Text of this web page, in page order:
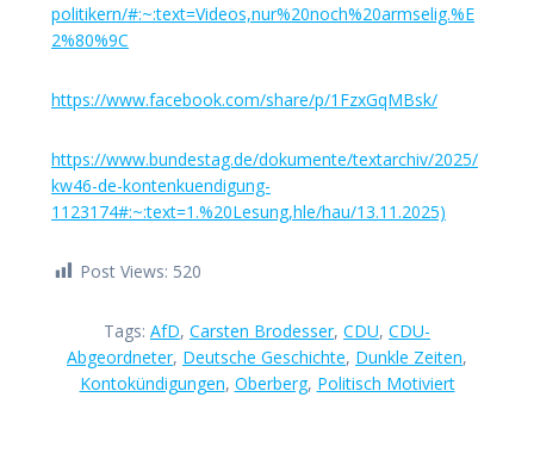
politikern/#:~:text=Videos,nur%20noch%20armselig.%E
2%80%9C
https://www.facebook.com/share/p/1FzxGqMBsk/
https://www.bundestag.de/dokumente/textarchiv/2025/
kw46-de-kontenkuendigung-
1123174#:~:text=1.%20Lesung,hle/hau/13.11.2025)
Post Views: 520
Tags: AfD, Carsten Brodesser, CDU, CDU-
Abgeordneter, Deutsche Geschichte, Dunkle Zeiten,
Kontokündigungen, Oberberg, Politisch Motiviert